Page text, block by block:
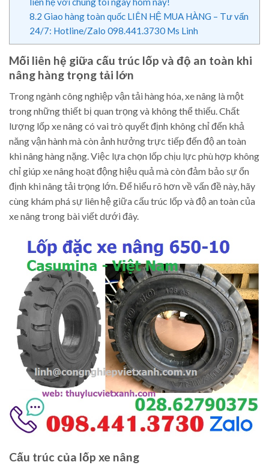
8.2 Giao hàng toàn quốc LIÊN HỆ MUA HÀNG – Tư vấn
24/7: Hotline/Zalo 098.441.3730 Ms Linh
Mối liên hệ giữa cấu trúc lốp và độ an toàn khi
nâng hàng trọng tải lớn
Trong ngành công nghiệp vận tải hàng hóa, xe nâng là một
trong những thiết bị quan trọng và không thể thiếu. Chất
lượng lốp xe nâng có vai trò quyết định không chỉ đến khả
năng vận hành mà còn ảnh hưởng trực tiếp đến độ an toàn
khi nâng hàng nặng. Việc lựa chọn lốp chịu lực phù hợp không
chỉ giúp xe nâng hoạt động hiệu quả mà còn đảm bảo sự ổn
định khi nâng tải trọng lớn. Để hiểu rõ hơn về vấn đề này, hãy
cùng khám phá sự liên hệ giữa cấu trúc lốp và độ an toàn của
xe nâng trong bài viết dưới đây.
Cấu trúc của lốp xe nâng